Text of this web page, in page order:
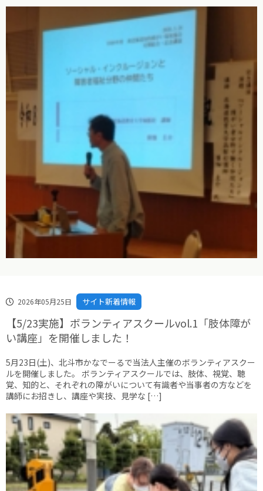
2026年05月25日 サイト新着情報
【5/23実施】ボランティアスクールvol.1「肢体障が
い講座」を開催しました！
5月23日(土)、北斗市かなでーるで当法人主催のボランティアスクー
ルを開催しました。 ボランティアスクールでは、肢体、視覚、聴
覚、知的と、それぞれの障がいについて有識者や当事者の方などを
講師にお招きし、講座や実技、見学な […]